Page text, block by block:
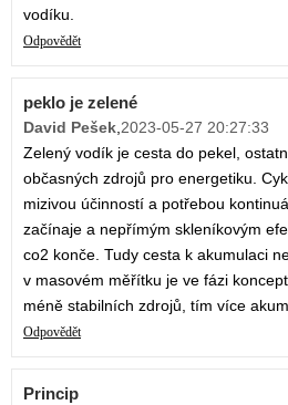
vodíku.
Odpovědět
peklo je zelené
David Pešek,2023-05-27 20:27:33
Zelený vodík je cesta do pekel,
občasných zdrojů pro energetiku.
mizivou účinností a potřebou
začínaje a nepřímým skleníkovým
co2 konče. Tudy cesta k akumulaci
v masovém měřítku je ve fázi
méně stabilních zdrojů, tím více
Odpovědět
Princip